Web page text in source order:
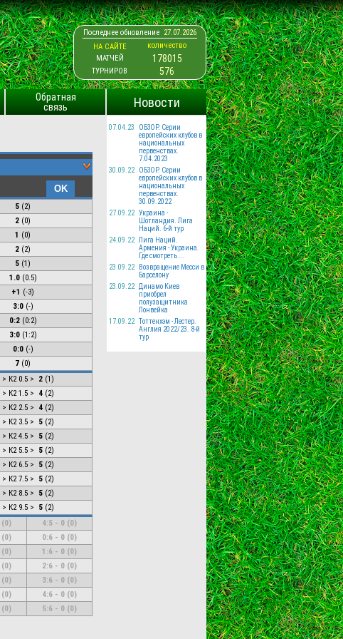
Последнее обновление 27.07.2026
НА САЙТЕ
количество
МАТЧЕЙ
178015
ТУРНИРОВ 576
Обратная
связь
Новости
5 (2)
2 (0)
1 (0)
2 (2)
5 (1)
1.0(0.5)
+1 (-3)
3:0(-)
0:2(0:2)
3:0(1:2)
0:0(-)
7 (0)
> К2 0.5 > 2 (1)
> К2 1.5 > 4 (2)
> К2 2.5 > 4 (2)
> К2 3.5 > 5 (2)
> К2 4.5 > 5 (2)
> К2 5.5 > 5 (2)
> К2 6.5 > 5 (2)
> К2 7.5 > 5 (2)
> К2 8.5 > 5 (2)
> К2 9.5 > 5 (2)
(0) 4:5 - 0 (0)
(0) 0:6 - 0 (0)
(0) 1:6 - 0 (0)
(0) 2:6 - 0 (0)
(0) 3:6 - 0 (0)
(0) 4:6 - 0 (0)
(0) 5:6 - 0 (0)
07.04.23
ОБЗОР. Серии
европейских клубов в
национальных
первенствах.
7.04.2023
30.09.22
ОБЗОР. Серии
европейских клубов в
национальных
первенствах.
30.09.2022
27.09.22 Украина -
Шотландия. Лига
Наций. 6-й тур
24.09.22 Лига Наций.
Армения - Украина.
Где смотреть ...
23.09.22
Возвращение Месси в
Барселону
23.09.22 Динамо Киев
приобрел
полузащитника
Лонвейка
17.09.22 Тоттенхэм - Лестер.
Англия 2022/23. 8-й
тур